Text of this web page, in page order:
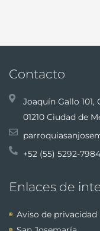
Contacto
Joaquín Gallo 101,
01210 Ciudad de
+52 (55) 5292-
Enlaces de
Aviso de privacidad